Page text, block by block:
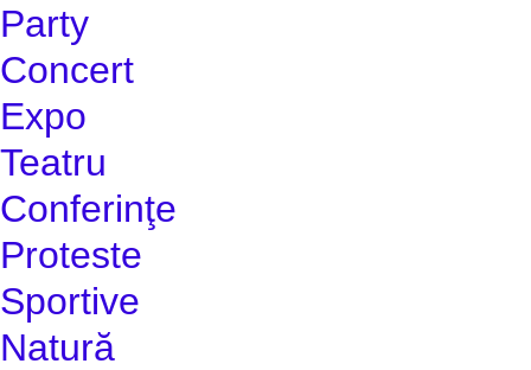
Party
Concert
Expo
Teatru
Conferinţe
Proteste
Sportive
Natură